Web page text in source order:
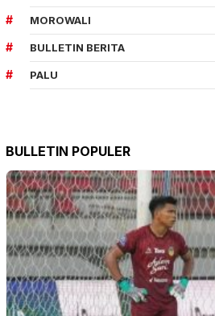
MOROWALI
BULLETIN BERITA
PALU
BULLETIN POPULER